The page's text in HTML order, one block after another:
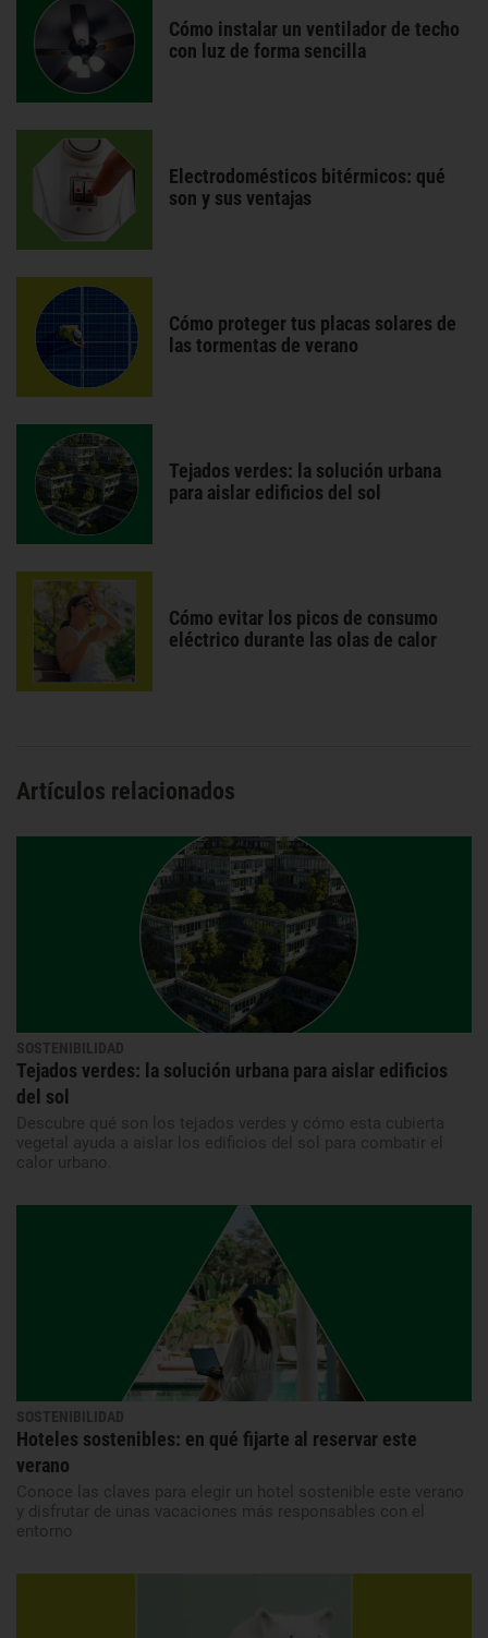
Cómo instalar un ventilador de techo
con luz de forma sencilla
Electrodomésticos bitérmicos: qué
son y sus ventajas
Cómo proteger tus placas solares de
las tormentas de verano
Tejados verdes: la solución urbana
para aislar edificios del sol
Cómo evitar los picos de consumo
eléctrico durante las olas de calor
Artículos relacionados
SOSTENIBILIDAD
Tejados verdes: la solución urbana para aislar edificios
del sol
Descubre qué son los tejados verdes y cómo esta cubierta
vegetal ayuda a aislar los edificios del sol para combatir el
calor urbano.
SOSTENIBILIDAD
Hoteles sostenibles: en qué fijarte al reservar este
verano
Conoce las claves para elegir un hotel sostenible este verano
y disfrutar de unas vacaciones más responsables con el
entorno